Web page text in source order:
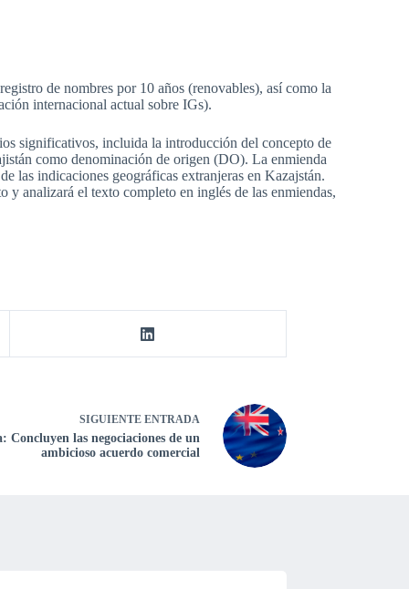
de nombres por 10 años (renovables), así como la
internacional actual sobre IGs).
significativos, incluida la introducción del concepto de
como denominación de origen (DO). La enmienda
las indicaciones geográficas extranjeras en Kazajstán.
y analizará el texto completo en inglés de las enmiendas,
SIGUIENTE ENTRADA
Concluyen las negociaciones de un
ambicioso acuerdo comercial